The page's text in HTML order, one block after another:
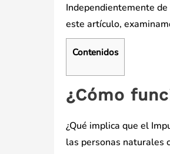
Independientemente
este artículo,
Contenidos
¿Cómo
¿Qué implica que el
las personas naturales